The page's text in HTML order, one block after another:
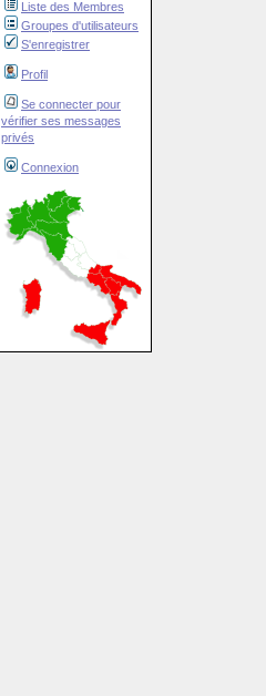
Liste des Membres
Groupes d'utilisateurs
S'enregistrer
Profil
Se connecter pour
vérifier ses messages
privés
Connexion